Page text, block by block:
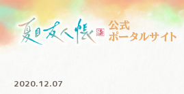
公式
ポータルサイト
2020.12.07